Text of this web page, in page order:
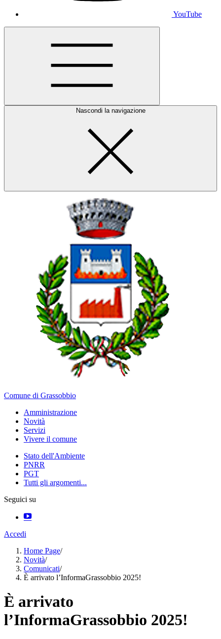
YouTube
Nascondi la navigazione
Comune di Grassobbio
Amministrazione
Novità
Servizi
Vivere il comune
Stato dell'Ambiente
PNRR
PGT
Tutti gli argomenti...
Seguici su
Accedi
Home Page/
Novità/
Comunicati/
È arrivato l’InformaGrassobbio 2025!
È arrivato
l’InformaGrassobbio 2025!